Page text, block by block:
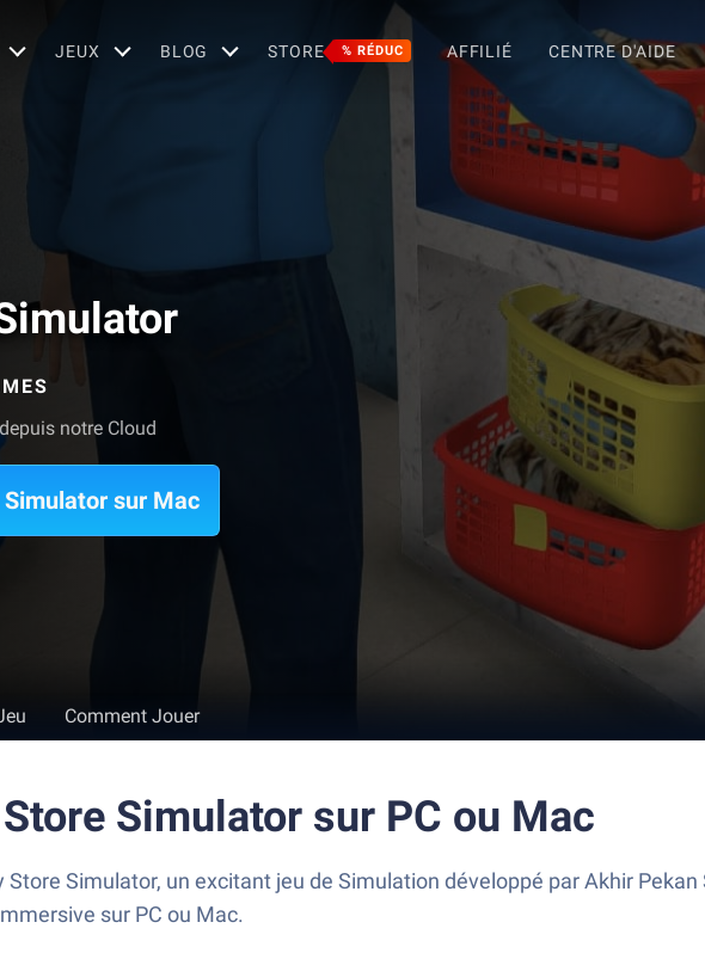
JEUX BLOG STORE % RÉDUC AFFILIÉ CENTRE D'AIDE
notre Cloud
sur Mac
Comment Jouer
Simulator sur PC ou Mac
Simulator, un excitant jeu de Simulation développé par Akhir
sur PC ou Mac.